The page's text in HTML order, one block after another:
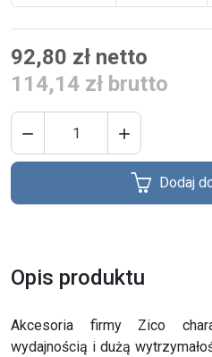
urządzeń dla przetwórstwa
mięsnego
92,80 zł netto
114,14 zł brutto
 
Dodaj
Opis produktu
Akcesoria firmy Zico
wydajnością i dużą